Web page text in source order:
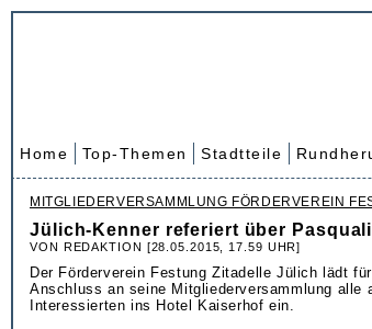
Home Top-Themen Stadtteile
MITGLIEDERVERSAMMLUNG FÖRDERVEREIN
Jülich-Kenner referiert über
VON REDAKTION [28.05.2015, 17.59 UHR]
Der Förderverein Festung Zitadelle Jülich lädt
Anschluss an seine Mitgliederversammlung alle
Interessierten ins Hotel Kaiserhof ein.